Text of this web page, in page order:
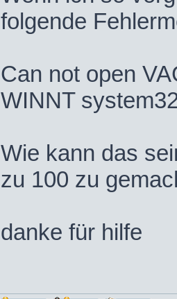
folgende
Can not open
WINNT
Wie kann das
zu 100 zu
danke für hilfe